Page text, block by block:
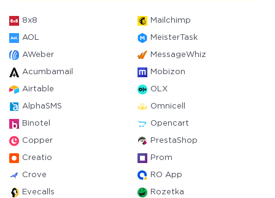
8x8 Mailchimp
AOL MeisterTask
AWeber MessageWhiz
Acumbamail Mobizon
Airtable OLX
AlphaSMS Omnicell
Binotel Opencart
Copper PrestaShop
Creatio Prom
Crove RO App
Evecalls Rozetka